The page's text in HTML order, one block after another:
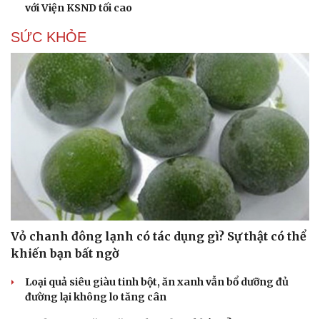
với Viện KSND tối cao
SỨC KHỎE
Vỏ chanh đông lạnh có tác dụng gì? Sự thật có thể
khiến bạn bất ngờ
Loại quả siêu giàu tinh bột, ăn xanh vẫn bổ dưỡng đủ
đường lại không lo tăng cân